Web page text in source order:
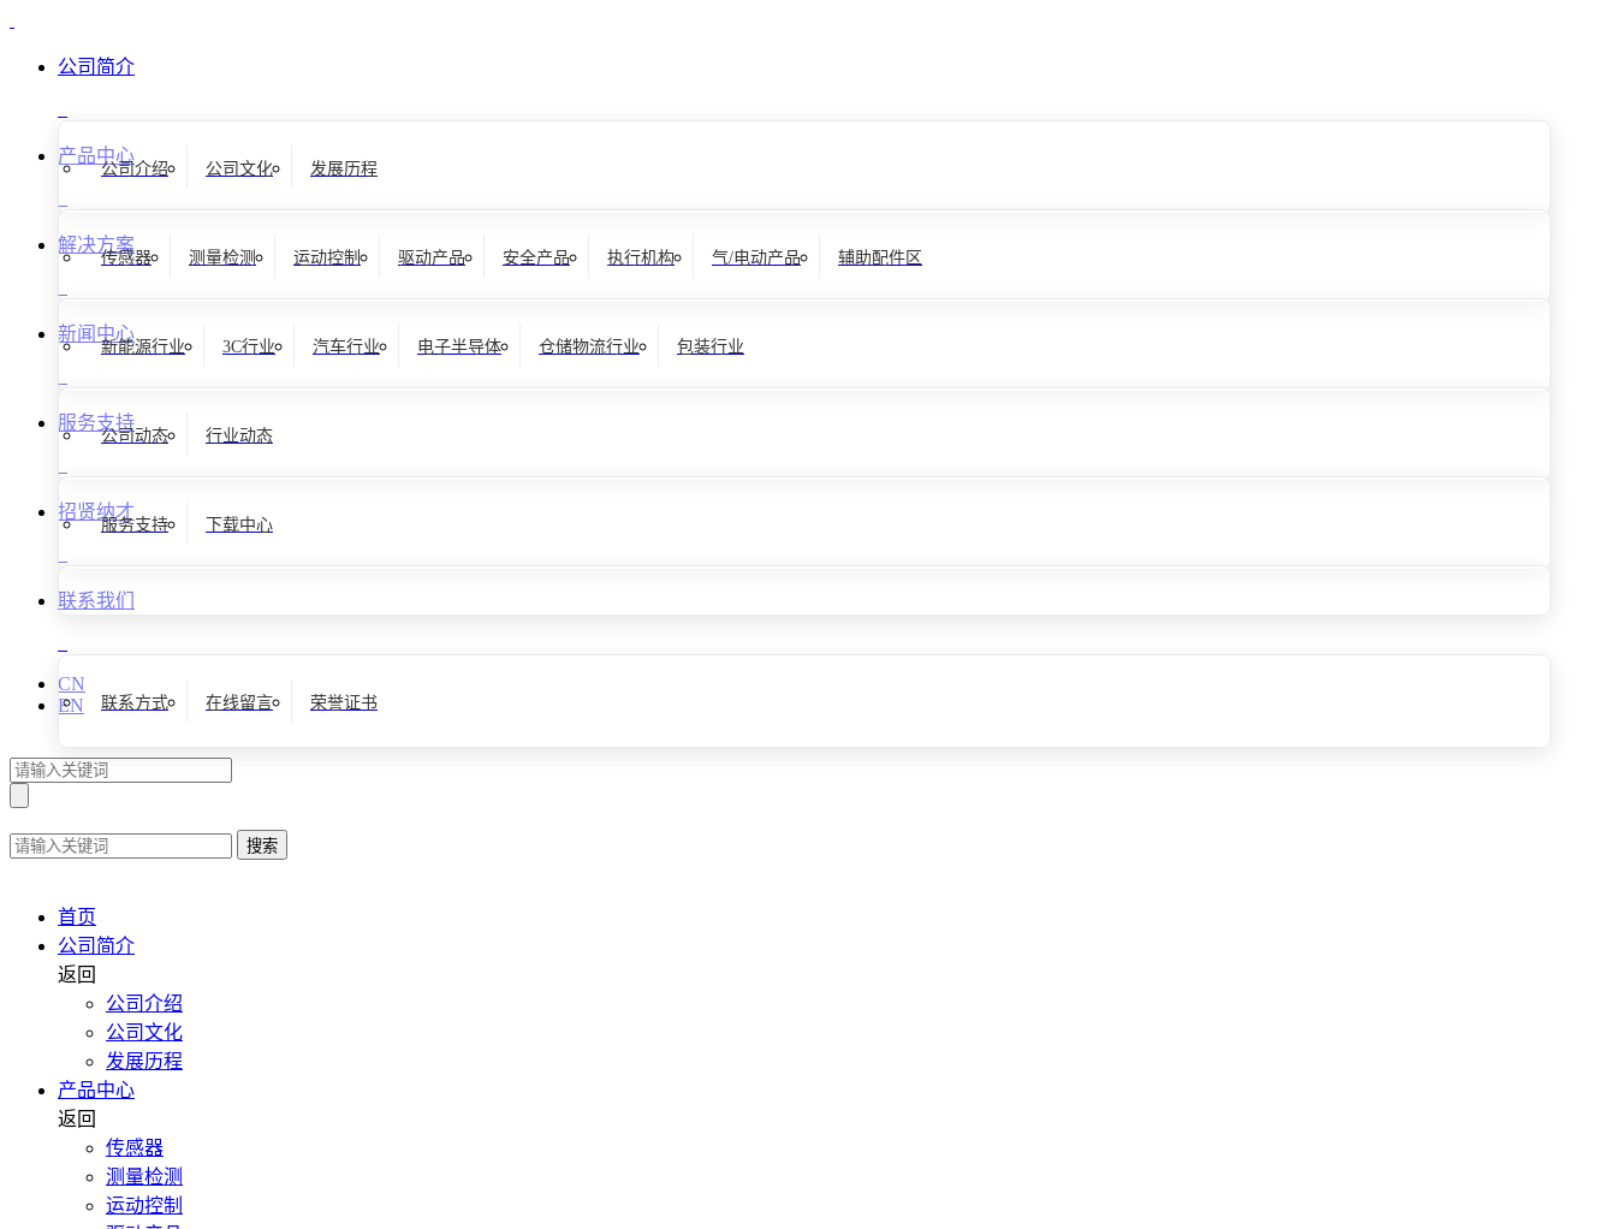
公司简介
公司介绍 公司文化 发展历程
产品中心
传感器 测量检测 运动控制 驱动产品 安全产品 执行机构 气/电动产品 辅助配件区
解决方案
新能源行业 3C行业 汽车行业 电子半导体 仓储物流行业 包装行业
新闻中心
公司动态 行业动态
服务支持
服务支持 下载中心
招贤纳才
联系我们
联系方式 在线留言 荣誉证书
CN
EN
搜索
首页
公司简介
返回
公司介绍
公司文化
发展历程
产品中心
返回
传感器
测量检测
运动控制